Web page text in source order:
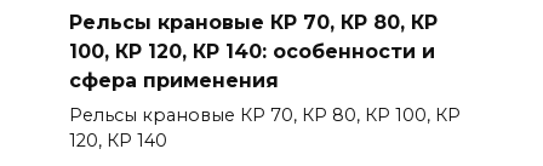
Рельсы крановые КР 70, КР 80, КР
100, КР 120, КР 140: особенности и
сфера применения
Рельсы крановые КР 70, КР 80, КР 100, КР
120, КР 140